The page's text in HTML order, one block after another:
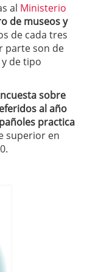
al Ministerio
de museos y
de cada tres
parte son de
de tipo
sobre
al año
practica
superior en